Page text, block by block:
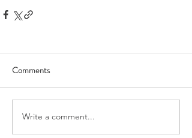
Comments
Write a comment...